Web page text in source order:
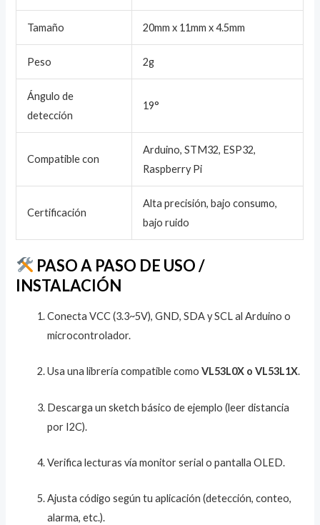
Tamaño 20mm x 11mm x 4.5mm
Peso 2g
Ángulo de
detección
19°
Compatible con
Arduino, STM32, ESP32,
Raspberry Pi
Certificación
Alta precisión, bajo consumo,
bajo ruido
PASO A PASO DE USO /
INSTALACIÓN
Conecta VCC (3.3~5V), GND, SDA y SCL al Arduino o
microcontrolador.
Usa una librería compatible comoVL53L0X o VL53L1X.
Descarga un sketch básico de ejemplo (leer distancia
por I2C).
Verifica lecturas vía monitor serial o pantalla OLED.
Ajusta código según tu aplicación (detección, conteo,
alarma, etc.).